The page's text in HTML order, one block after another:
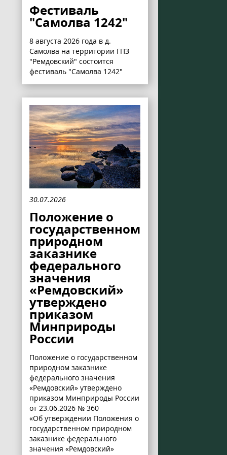
Фестиваль
"Самолва 1242"
8 августа 2026 года в д.
Самолва на территории ГПЗ
"Ремдовский" состоится
фестиваль "Самолва 1242"
30.07.2026
Положение о
государственном
природном
заказнике
федерального
значения
«Ремдовский»
утверждено
приказом
Минприроды
России
Положение о государственном
природном заказнике
федерального значения
«Ремдовский» утверждено
приказом Минприроды России
от 23.06.2026 № 360
«Об утверждении Положения о
государственном природном
заказнике федерального
значения «Ремдовский»